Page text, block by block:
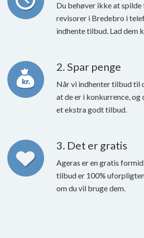
Du behøver ikke at
revisorer i Bredebro i
indhente tilbud. Lad dem
2. Spar penge
Når vi indhenter tilbud til
at de er i konkurrence,
et ekstra godt tilbud.
3. Det er gratis
Ageras er en gratis
tilbud er 100%
om du vil bruge dem.